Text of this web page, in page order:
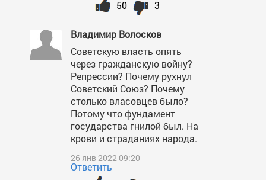
3
50
Владимир Волосков
Советскую власть опять
через гражданскую войну?
Репрессии? Почему рухнул
Советский Союз? Почему
столько власовцев было?
Потому что фундамент
государства гнилой был. На
крови и страданиях народа.
26 янв 2022 09:20
Ответить